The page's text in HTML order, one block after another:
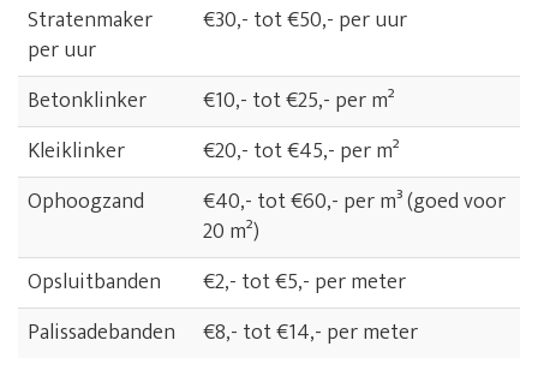
Stratenmaker
per uur
€30,- tot €50,- per uur
Betonklinker
€10,- tot €25,- per m²
Kleiklinker
€20,- tot €45,- per m²
Ophoogzand
€40,- tot €60,- per m³ (goed voor
20 m²)
Opsluitbanden
€2,- tot €5,- per meter
Palissadebanden
€8,- tot €14,- per meter